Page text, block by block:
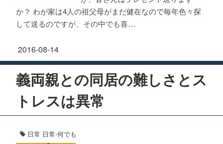
か？ わが家は4人の祖父母がまだ健在なので毎年色々探
して送るのですが、その中でも喜…
2016-08-14
義両親との同居の難しさとス
トレスは異常
日常 日常-何でも